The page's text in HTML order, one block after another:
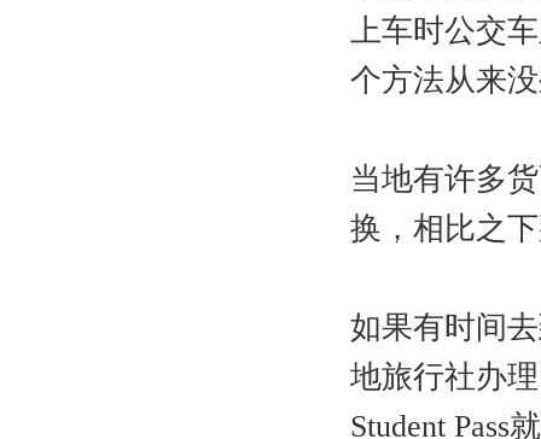
上车时公交
个方法从来
当地有许多
换，相比之
如果有时间
地旅行社办
Student